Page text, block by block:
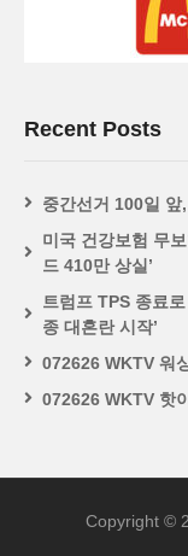
Recent Posts
중간선거 100일
미국 건강보험 무
드 410만 상실’
트럼프 TPS 종료
종 대혼란 시작’
072626 WKTV 워
072626 WKTV 핫
Copyright ©